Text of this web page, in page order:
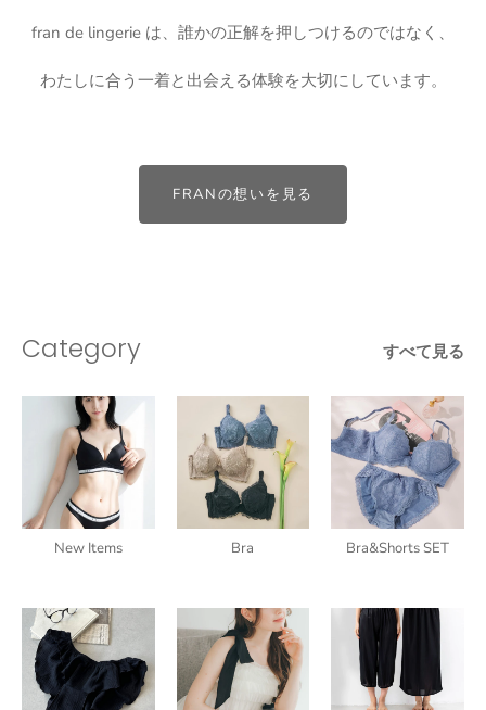
fran de lingerie は、誰かの正解を押しつけるのではなく、
わたしに合う一着と出会える体験を大切にしています。
FRANの想いを見る
Category すべて見る
New Items Bra Bra&Shorts SET